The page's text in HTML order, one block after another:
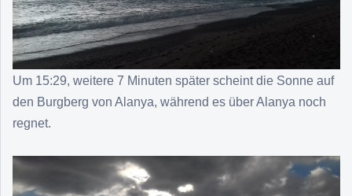
Um 15:29, weitere 7 Minuten später scheint die Sonne auf
den Burgberg von Alanya, während es über Alanya noch
regnet.